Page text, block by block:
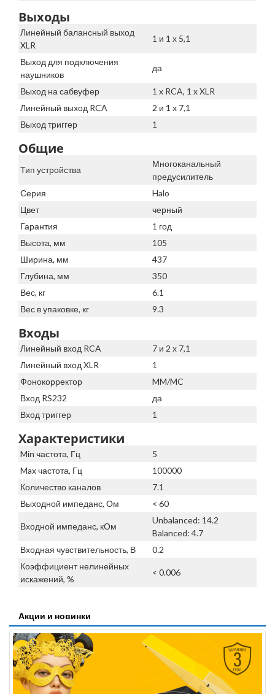
Выходы
Линейный балансный выход
XLR
1 и 1 х 5,1
Выход для подключения
наушников
да
Выход на сабвуфер
1 x RCA, 1 x XLR
Линейный выход RCA
2 и 1 х 7,1
Выход триггер
1
Общие
Тип устройства
Многоканальный
предусилитель
Серия
Halo
Цвет
черный
Гарантия
1 год
Высота, мм
105
Ширина, мм
437
Глубина, мм
350
Вес, кг
6.1
Вес в упаковке, кг
9.3
Входы
Линейный вход RCA
7 и 2 х 7,1
Линейный вход XLR
1
Фонокорректор
MM/MC
Вход RS232
да
Вход триггер
1
Характеристики
Min частота, Гц
5
Max частота, Гц
100000
Количество каналов
7.1
Выходной импеданс, Ом
< 60
Входной импеданс, кОм
Unbalanced: 14.2
Balanced: 4.7
Входная чувствительность, В
0.2
Коэффициент нелинейных
искажений, %
< 0.006
Акции и новинки